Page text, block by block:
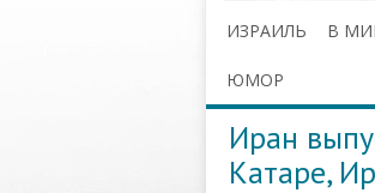
ИЗРАИЛЬ В
ЮМОР
Иран
Катаре,